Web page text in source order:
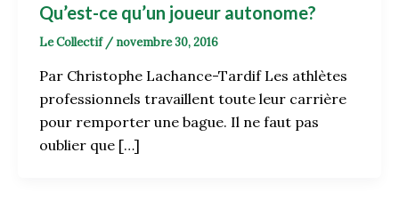
Qu’est-ce qu’un joueur autonome?
Le Collectif / novembre 30, 2016
Par Christophe Lachance-Tardif Les athlètes
professionnels travaillent toute leur carrière
pour remporter une bague. Il ne faut pas
oublier que […]